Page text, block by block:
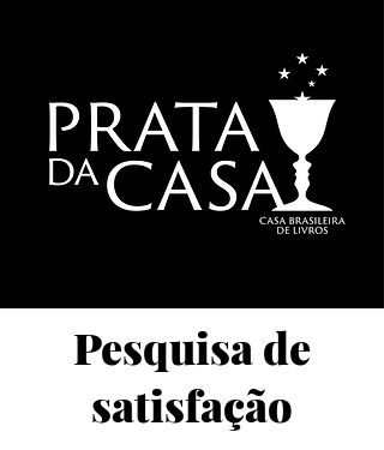
Pesquisa de
satisfação